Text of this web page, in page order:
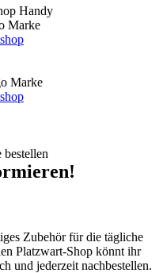
Zubehör für die tägliche
Platzwart-Shop könnt ihr
und jederzeit nachbestellen.